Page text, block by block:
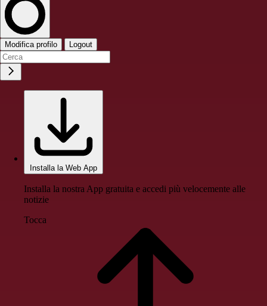
Modifica profilo Logout
Installa la Web App
Installa la nostra App gratuita e accedi più velocemente alle
notizie
Tocca